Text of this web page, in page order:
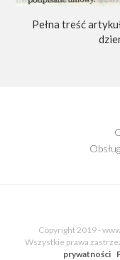
Pełna treść
Copyright 2019 -
Wszystkie prawa
prywatności